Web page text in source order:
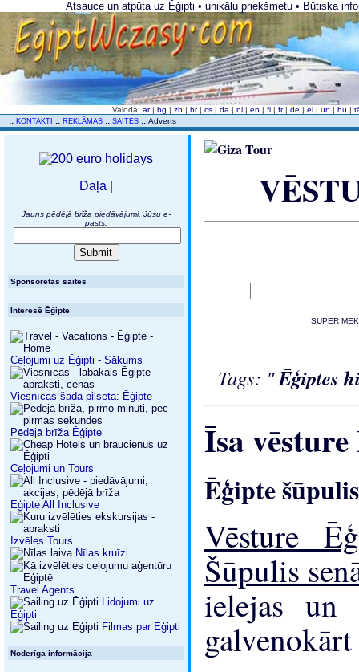
Atsauce un atpūta uz Ēģipti • unikālu priekšmetu • Būtiska
Valoda: ar | bg | zh | hr | cs | da | nl | en | fi | fr | de | el | un | hu |
:: KONTAKTI :: REKLĀMAS :: SAITES :: Adverts
Daļa
Jauns pēdējā brīža piedāvājumi. Jūsu e-
pasts:
Sponsorētās saites
Interesē Ēģipte
Ceļojumi uz Ēģipti - Sākums
Viesnīcas šādā pilsētā: Ēģipte
Pēdējā brīža Ēģipte
Ceļojumi un Tours
Ēģipte All Inclusive
Izvēles Tours
Nīlas kruīzi
Travel Agents
Lidojumi uz
Ēģipti
Filmas par Ēģipti
Noderīga informācija
SUPER
Tags: "Ēģiptes
Īsa
Ēģipte
Vēsture
Šūpulis
ielejas un